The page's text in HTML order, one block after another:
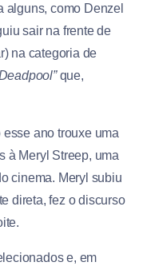
alguns, como Denzel
sair na frente de
na categoria de
que,
ano trouxe uma
à Meryl Streep, uma
cinema. Meryl subiu
direta, fez o discurso
e, em